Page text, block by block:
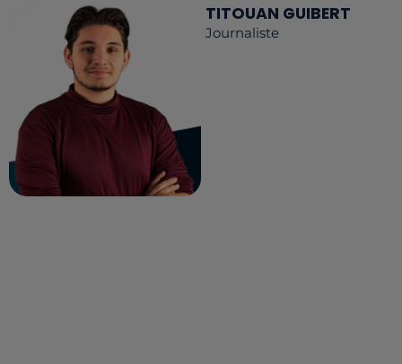
TITOUAN GUIBERT
Journaliste